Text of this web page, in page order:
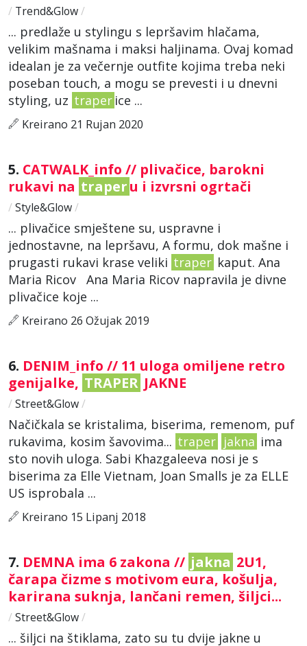
/ Trend&Glow/
... predlaže u stylingu s lepršavim hlačama,
velikim mašnama i maksi haljinama. Ovaj komad
idealan je za večernje outfite kojima treba neki
poseban touch, a mogu se prevesti i u dnevni
styling, uz traper ice ...
Kreirano 21 Rujan 2020
5. CATWALK_info // plivačice, barokni
rukavi na traperu i izvrsni ogrtači
/ Style&Glow/
... plivačice smještene su, uspravne i
jednostavne, na lepršavu, A formu, dok mašne i
prugasti rukavi krase veliki traper kaput. Ana
Maria Ricov Ana Maria Ricov napravila je divne
plivačice koje ...
Kreirano 26 Ožujak 2019
6. DENIM_info // 11 uloga omiljene retro
genijalke, TRAPER JAKNE
/ Street&Glow/
Načičkala se kristalima, biserima, remenom, puf
rukavima, kosim šavovima... traper jakna ima
sto novih uloga. Sabi Khazgaleeva nosi je s
biserima za Elle Vietnam, Joan Smalls je za ELLE
US isprobala ...
Kreirano 15 Lipanj 2018
7. DEMNA ima 6 zakona // jakna 2U1,
čarapa čizme s motivom eura, košulja,
karirana suknja, lančani remen, šiljci...
/ Street&Glow/
... šiljci na štiklama, zato su tu dvije jakne u